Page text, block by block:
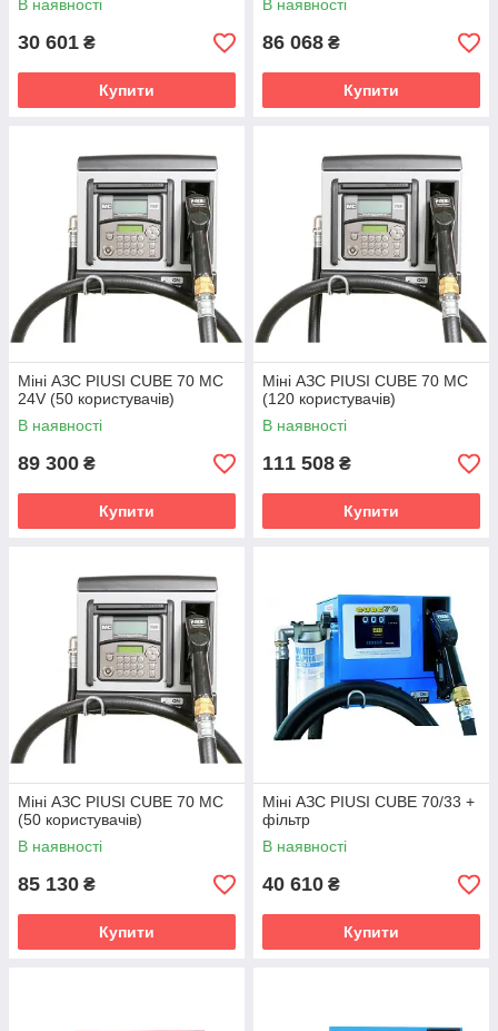
В наявності
30 601 ₴
Купити
В наявності
86 068 ₴
Купити
Міні АЗС PIUSI CUBE 70 MC
24V (50 користувачів)
В наявності
89 300 ₴
Купити
Міні АЗС PIUSI CUBE 70 MC
(120 користувачів)
В наявності
111 508 ₴
Купити
Міні АЗС PIUSI CUBE 70 MC
(50 користувачів)
В наявності
85 130 ₴
Купити
Міні АЗС PIUSI CUBE 70/33 +
фільтр
В наявності
40 610 ₴
Купити